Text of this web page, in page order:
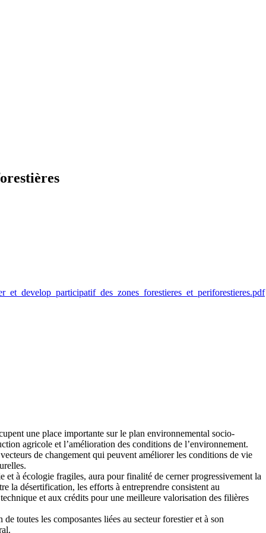
une place importante sur le plan environnemental socio-
agricole et l’amélioration des conditions de l’environnement.
de changement qui peuvent améliorer les conditions de vie
à écologie fragiles, aura pour finalité de cerner progressivement la
la désertification, les efforts à entreprendre consistent au
et aux crédits pour une meilleure valorisation des filières
toutes les composantes liées au secteur forestier et à son